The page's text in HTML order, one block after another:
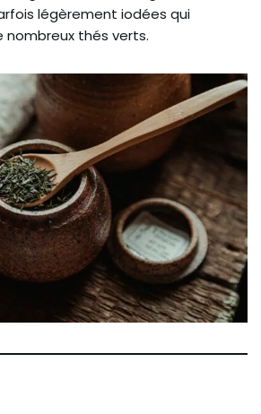
légèrement iodées qui
thés verts.